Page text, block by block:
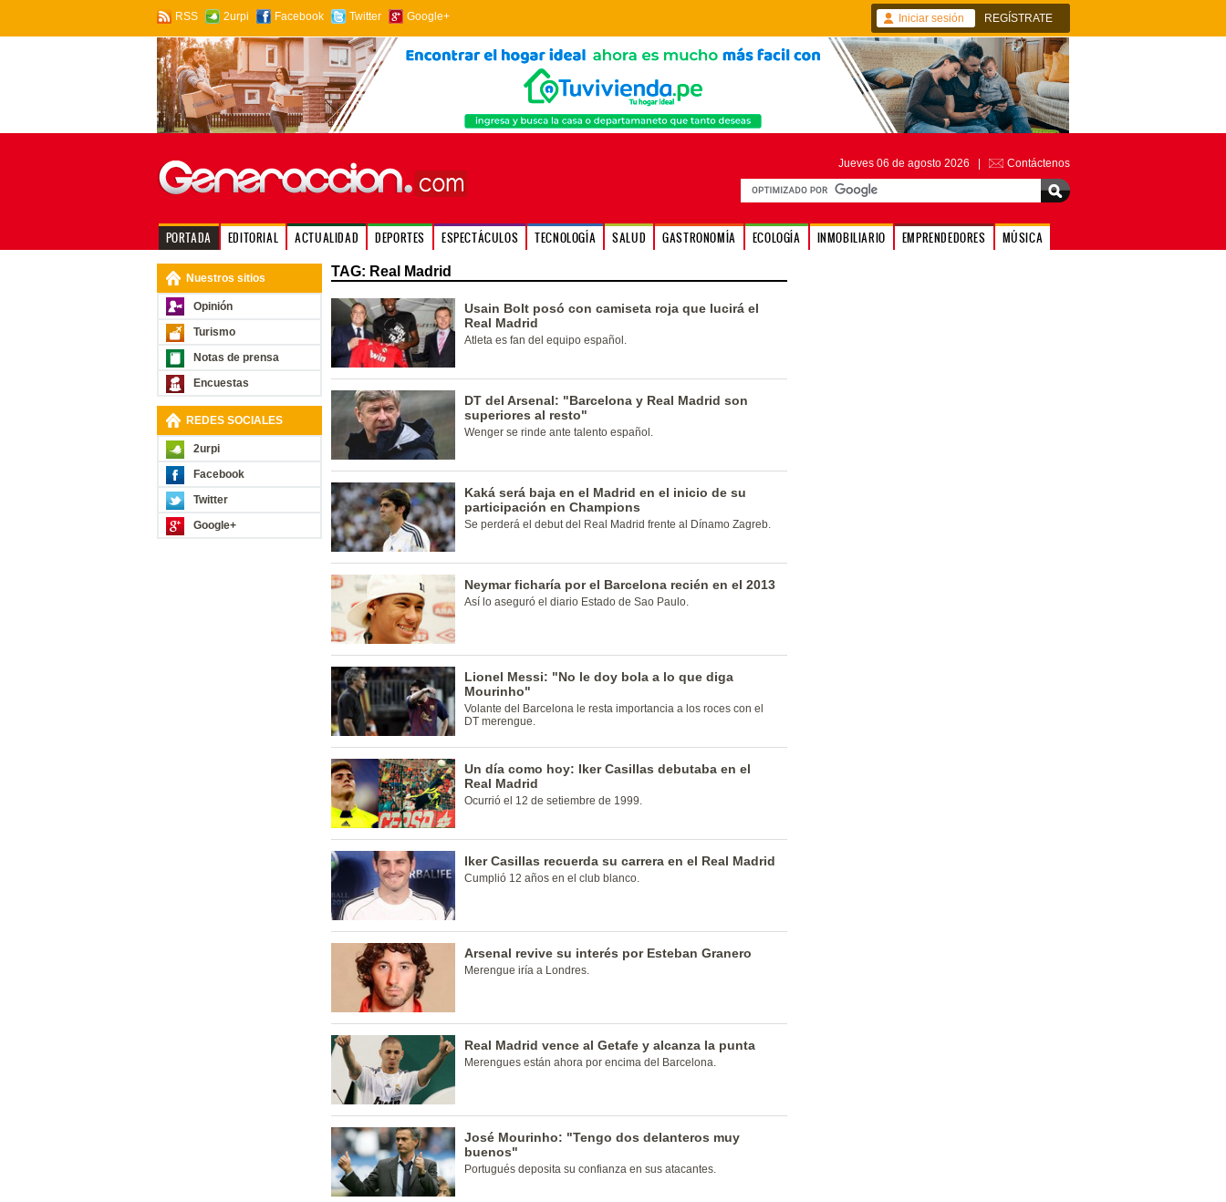
RSS 2urpi Facebook Twitter Google+ Iniciar sesión REGÍSTRATE
Jueves 06 de agosto 2026 | Contáctenos
PORTADA EDITORIAL ACTUALIDAD DEPORTES ESPECTÁCULOS TECNOLOGÍA SALUD GASTRONOMÍA ECOLOGÍA INMOBILIARIO EMPRENDEDORES MÚSICA
Nuestros sitios
Opinión
Turismo
Notas de prensa
Encuestas
REDES SOCIALES
2urpi
Facebook
Twitter
Google+
TAG: Real Madrid
Usain Bolt posó con camiseta roja que lucirá el
Real Madrid
Atleta es fan del equipo español.
DT del Arsenal: "Barcelona y Real Madrid son
superiores al resto"
Wenger se rinde ante talento español.
Kaká será baja en el Madrid en el inicio de su
participación en Champions
Se perderá el debut del Real Madrid frente al Dínamo Zagreb.
Neymar ficharía por el Barcelona recién en el 2013
Así lo aseguró el diario Estado de Sao Paulo.
Lionel Messi: "No le doy bola a lo que diga
Mourinho"
Volante del Barcelona le resta importancia a los roces con el
DT merengue.
Un día como hoy: Iker Casillas debutaba en el
Real Madrid
Ocurrió el 12 de setiembre de 1999.
Iker Casillas recuerda su carrera en el Real Madrid
Cumplió 12 años en el club blanco.
Arsenal revive su interés por Esteban Granero
Merengue iría a Londres.
Real Madrid vence al Getafe y alcanza la punta
Merengues están ahora por encima del Barcelona.
José Mourinho: "Tengo dos delanteros muy
buenos"
Portugués deposita su confianza en sus atacantes.